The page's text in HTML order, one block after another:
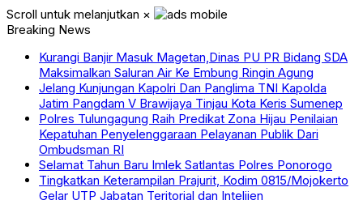
Scroll untuk melanjutkan ×
Breaking News
Kurangi Banjir Masuk Magetan,Dinas PU PR Bidang SDA
Maksimalkan Saluran Air Ke Embung Ringin Agung
Jelang Kunjungan Kapolri Dan Panglima TNI Kapolda
Jatim Pangdam V Brawijaya Tinjau Kota Keris Sumenep
Polres Tulungagung Raih Predikat Zona Hijau Penilaian
Kepatuhan Penyelenggaraan Pelayanan Publik Dari
Ombudsman RI
Selamat Tahun Baru Imlek Satlantas Polres Ponorogo
Tingkatkan Keterampilan Prajurit, Kodim 0815/Mojokerto
Gelar UTP Jabatan Teritorial dan Intelijen